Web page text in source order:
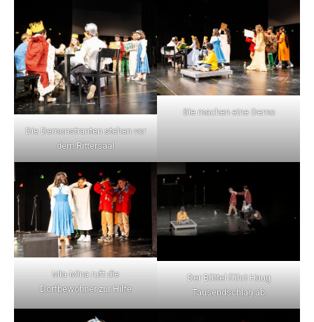
Die Demonstranten stehen vor
dem Rittersaal
Sie machen eine Demo
Mia-Mina ruft die
Dorfbewohner zur Hilfe
Der Büttel führt Haug
Tausendschlag ab